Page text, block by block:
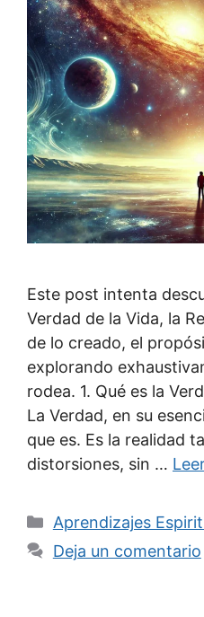
Este post intenta
Verdad de la Vida, la
de lo creado, el
explorando
rodea. 1. Qué es la
La Verdad, en su
que es. Es la realidad
distorsiones, sin …
Categorías
Aprendizajes
Deja un comentario